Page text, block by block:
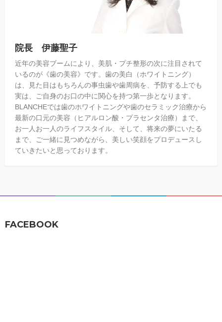
院長 伊藤聖子
近年の美容ブームにより、美肌・プチ整形の次に注目されて
いるのが《歯の美容》です。歯の美白（ホワイトニング）
は、見た目はもちろんの事虫歯や歯周病を、予防する上でも
実は、ご自身のお口の中に関心を持つ第一歩となります。
BLANCHEでは歯のホワイトニングや歯のセラミック治療から
最新の口元の美容（ヒアルロン酸・プラセンタ治療）まで、
お一人お一人のライフスタイル、そして、将来の夢にいたる
まで、ご一緒に見つめながら、美しい笑顔をプロデュースし
ていきたいと思っております。
FACEBOOK